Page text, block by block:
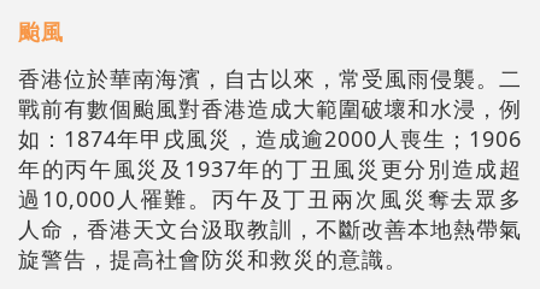
颱風
香港位於華南海濱，自古以來，常受風雨侵襲。二
戰前有數個颱風對香港造成大範圍破壞和水浸，例
如：1874年甲戌風災，造成逾2000人喪生；1906
年的丙午風災及1937年的丁丑風災更分別造成超
過10,000人罹難。丙午及丁丑兩次風災奪去眾多
人命，香港天文台汲取教訓，不斷改善本地熱帶氣
旋警告，提高社會防災和救災的意識。